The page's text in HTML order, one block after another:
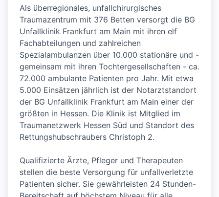
Als überregionales, unfallchirurgisches
Traumazentrum mit 376 Betten versorgt die BG
Unfallklinik Frankfurt am Main mit ihren elf
Fachabteilungen und zahlreichen
Spezialambulanzen über 10.000 stationäre und -
gemeinsam mit ihren Tochtergesellschaften - ca.
72.000 ambulante Patienten pro Jahr. Mit etwa
5.000 Einsätzen jährlich ist der Notarztstandort
der BG Unfallklinik Frankfurt am Main einer der
größten in Hessen. Die Klinik ist Mitglied im
Traumanetzwerk Hessen Süd und Standort des
Rettungshubschraubers Christoph 2.
Qualifizierte Ärzte, Pfleger und Therapeuten
stellen die beste Versorgung für unfallverletzte
Patienten sicher. Sie gewährleisten 24 Stunden-